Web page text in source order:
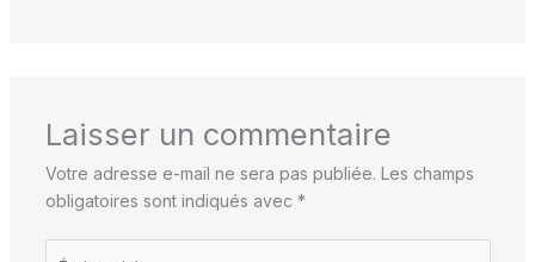
Laisser un commentaire
Votre adresse e-mail ne sera pas publiée. Les champs
obligatoires sont indiqués avec *